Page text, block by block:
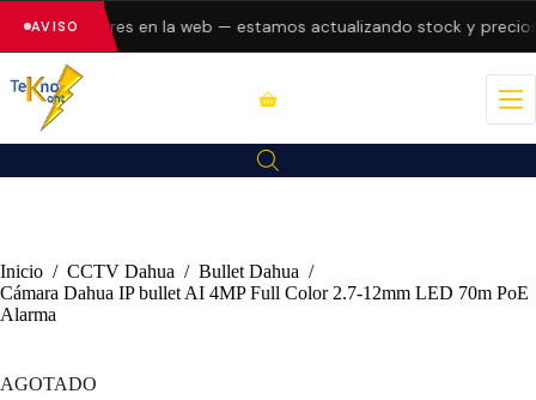
AVISOerrores en la web — estamos actualizando stock y precios.
Inicio / CCTV Dahua / Bullet Dahua /
Cámara Dahua IP bullet AI 4MP Full Color 2.7-12mm LED 70m PoE
Alarma
AGOTADO